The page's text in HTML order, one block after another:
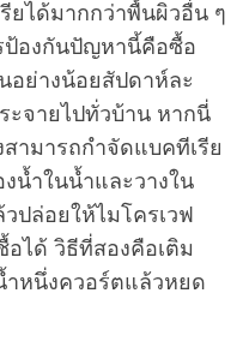
ยได้มากกว่าพื้นผิวอื่น ๆ
องกันปัญหานี้คือซื้อ
อย่างน้อยสัปดาห์ละ
ะจายไปทั่วบ้าน หากนี่
ามารถกำจัดแบคทีเรีย
น้ำในน้ำและวางใน
ปล่อยให้ไมโครเวฟ
ได้ วิธีที่สองคือเติม
ำหนึ่งควอร์ตแล้วหยด